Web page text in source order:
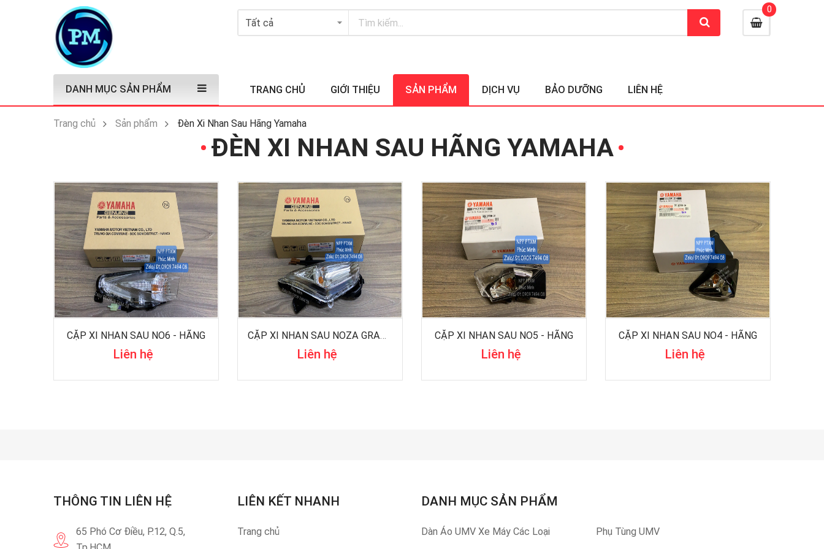
0
DANH MỤC SẢN PHẨM TRANG CHỦ GIỚI THIỆU SẢN PHẨM DỊCH VỤ BẢO DƯỠNG LIÊN HỆ
Trang chủ Sản phẩm Đèn Xi Nhan Sau Hãng Yamaha
ĐÈN XI NHAN SAU HÃNG YAMAHA
CẶP XI NHAN SAU NO6 - HÃNG
Liên hệ
CẶP XI NHAN SAU NOZA GRANDE - HÃNG
Liên hệ
CẶP XI NHAN SAU NO5 - HÃNG
Liên hệ
CẶP XI NHAN SAU NO4 - HÃNG
Liên hệ
THÔNG TIN LIÊN HỆ
65 Phó Cơ Điều, P.12, Q.5,
LIÊN KẾT NHANH
Trang chủ
DANH MỤC SẢN PHẨM
Dàn Áo UMV Xe Máy Các Loại Phụ Tùng UMV